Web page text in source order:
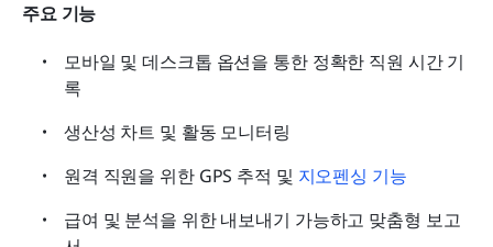
주요 기능
모바일 및 데스크톱 옵션을 통한 정확한 직원 시간 기
록
생산성 차트 및 활동 모니터링
원격 직원을 위한 GPS 추적 및 지오펜싱 기능
급여 및 분석을 위한 내보내기 가능하고 맞춤형 보고